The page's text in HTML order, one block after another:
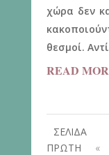
χώρα δεν
θεσμοί.
READ
ΠΡΩΤΗ
«